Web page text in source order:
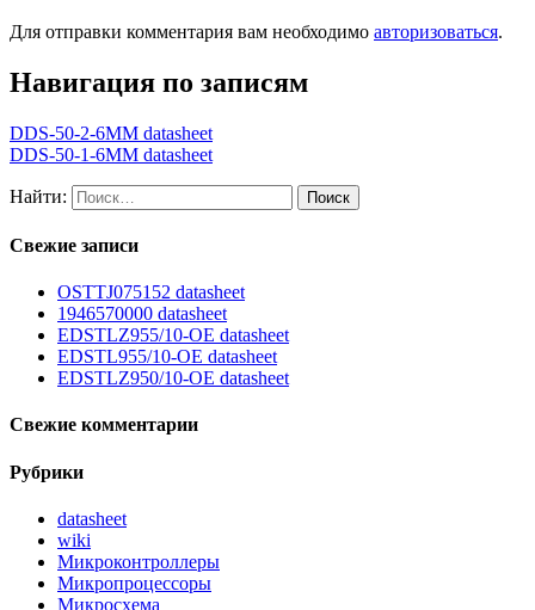
Для отправки комментария вам необходимо авторизоваться.
Навигация по записям
DDS-50-2-6MM datasheet
DDS-50-1-6MM datasheet
Найти:
Свежие записи
OSTTJ075152 datasheet
1946570000 datasheet
EDSTLZ955/10-OE datasheet
EDSTL955/10-OE datasheet
EDSTLZ950/10-OE datasheet
Свежие комментарии
Рубрики
datasheet
wiki
Микроконтроллеры
Микропроцессоры
Микросхема